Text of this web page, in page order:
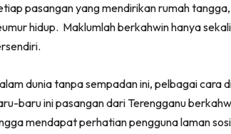
pasangan yang mendirikan rumah
hidup. Maklumlah berkahwin hanya
dunia tanpa sempadan ini, pelbagai cara
baru ini pasangan dari Terengganu
mendapat perhatian pengguna laman